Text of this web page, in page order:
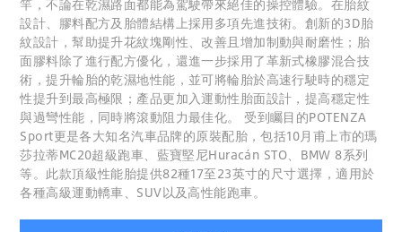
竿，不論在乾濕路面都能為駕駛帶來絕佳的操控體驗。在胎紋
設計、膠料配方及胎體結構上採用多項先進技術。創新的3D胎
紋設計，幫助提升花紋塊剛性、改善且增加制動與耐磨性；胎
面膠料除了進行配方優化，還進一步採用了革新式橡膠混合技
術，提升輪胎的乾濕地性能，並可將輪胎於高速行駛時的穩定
性提升到最高極限；產品更加入運動性胎面設計，提高穩定性
與過彎性能，同時將滾動阻力最佳化。 受到矚目的POTENZA
Sport更是各大知名汽車品牌的原裝配胎，包括10月甫上市的瑪
莎拉蒂MC20超級跑車、藍寶堅尼Huracán STO、BMW 8系列
等。此款頂級性能胎提供82種17至23英寸的尺寸選擇，適用於
各種高級運動轎車、SUV以及高性能跑車。